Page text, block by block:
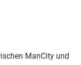
ManCity und